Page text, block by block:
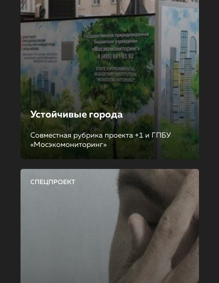
Устойчивые города
Совместная рубрика проекта +1 и ГПБУ
«Мосэкомониторинг»
СПЕЦПРОЕКТ